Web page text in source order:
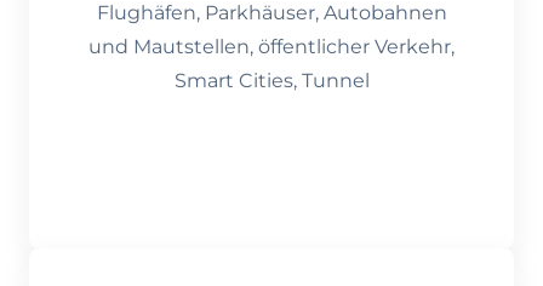
Flughäfen, Parkhäuser, Autobahnen
und Mautstellen, öffentlicher Verkehr,
Smart Cities, Tunnel